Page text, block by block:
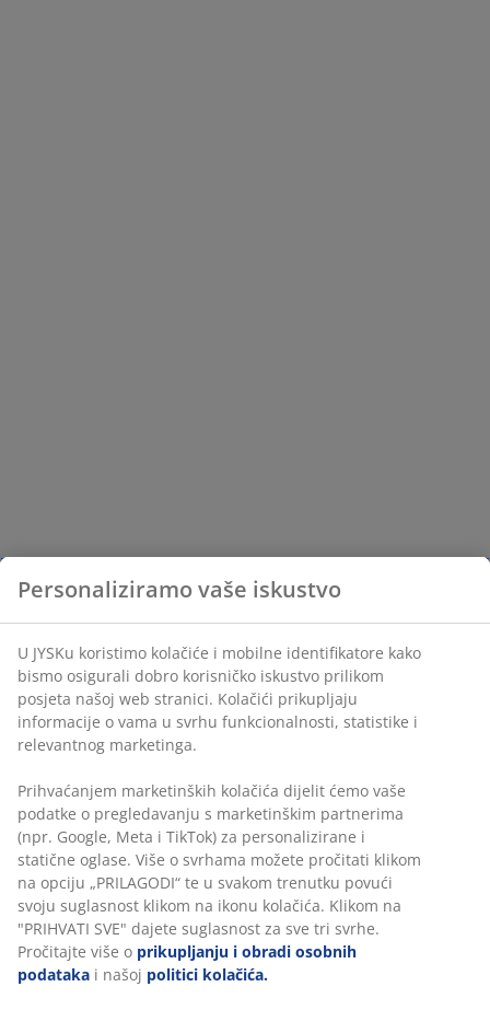
Personaliziramo vaše iskustvo
U JYSKu koristimo kolačiće i mobilne identifikatore kako
bismo osigurali dobro korisničko iskustvo prilikom
posjeta našoj web stranici. Kolačići prikupljaju
informacije o vama u svrhu funkcionalnosti, statistike i
relevantnog marketinga.
Prihvaćanjem marketinških kolačića dijelit ćemo vaše
podatke o pregledavanju s marketinškim partnerima
(npr. Google, Meta i TikTok) za personalizirane i
statične oglase. Više o svrhama možete pročitati klikom
na opciju „PRILAGODI“ te u svakom trenutku povući
svoju suglasnost klikom na ikonu kolačića. Klikom na
"PRIHVATI SVE" dajete suglasnost za sve tri svrhe.
Pročitajte više o prikupljanju i obradi osobnih
podataka i našoj politici kolačića.